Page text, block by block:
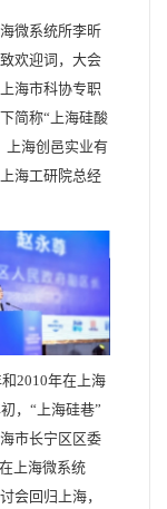
微系统所李昕
欢迎词，大会
海市科协专职
简称“上海硅酸
上海创邑实业有
海工研院总经
2010年在上海
，“上海硅巷”
市长宁区区委
上海微系统
会回归上海，